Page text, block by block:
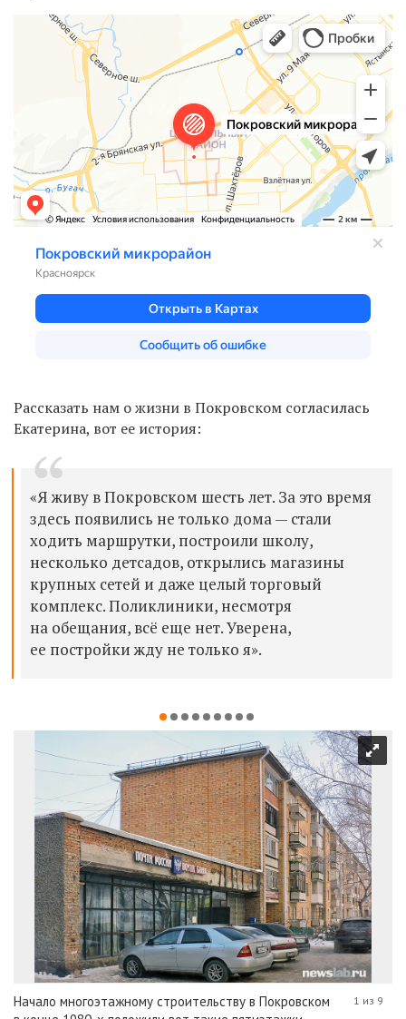
Рассказать нам о жизни в Покровском согласилась
Екатерина, вот ее история:
«Я живу в Покровском шесть лет. За это время
здесь появились не только дома — стали
ходить маршрутки, построили школу,
несколько детсадов, открылись магазины
крупных сетей и даже целый торговый
комплекс. Поликлиники, несмотря
на обещания, всё еще нет. Уверена,
ее постройки жду не только я».
Начало многоэтажному строительству в Покровском
1 из 9